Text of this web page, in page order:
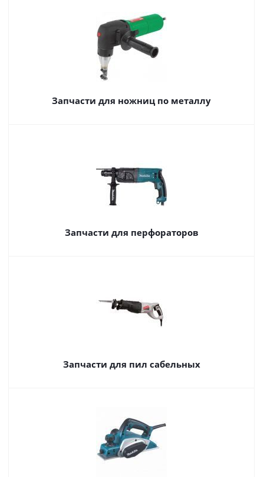
Запчасти для ножниц по металлу
Запчасти для перфораторов
Запчасти для пил сабельных